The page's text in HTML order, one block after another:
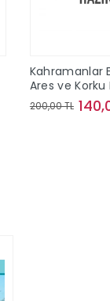
Kahramanlar
Ares ve Korku
200,00 TL